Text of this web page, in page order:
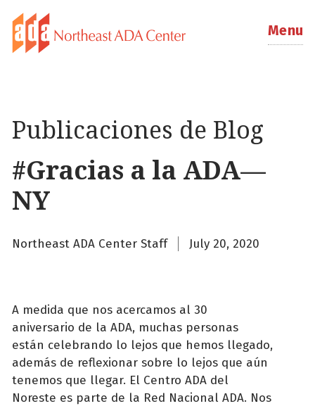
Menu
Publicaciones de Blog
#Gracias a la ADA—
NY
Northeast ADA Center Staff July 20, 2020
A medida que nos acercamos al 30
aniversario de la ADA, muchas personas
están celebrando lo lejos que hemos llegado,
además de reflexionar sobre lo lejos que aún
tenemos que llegar. El Centro ADA del
Noreste es parte de la Red Nacional ADA. Nos